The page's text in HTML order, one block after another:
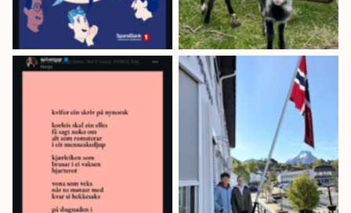
Solveig Johanne
Grønstøl skreiv
dikt om kvifor
skrive nynorsk
Elevane på Sandane
skule var med å
heise flagget då
Gloppen kommune
flagga på
nynorskdagen.
Også Sveio, Valle,
Fedje og